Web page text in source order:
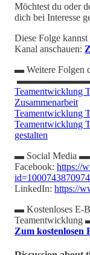
Möchtest du oder
dich bei Interesse
Diese Folge
Kanal anschauen:
▬ Weitere Folgen
Teamentwicklung
Zusammenarbeit
Teamentwicklung
Teamentwicklung
gestalten
▬ Social
Facebook: https://
LinkedIn: https://
▬ Kostenloses E-
Zum kostenlosen